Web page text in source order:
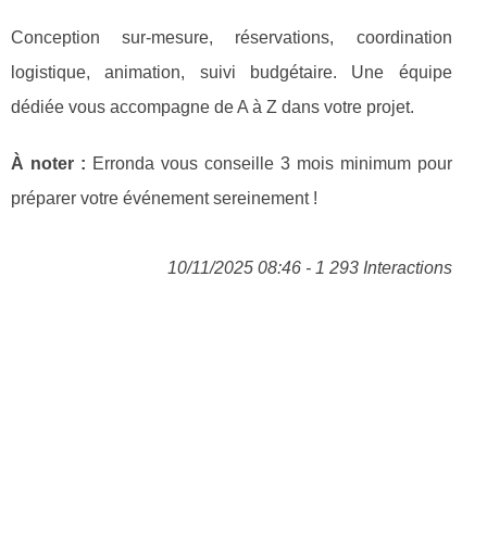
Conception sur-mesure, réservations, coordination
logistique, animation, suivi budgétaire. Une équipe
dédiée vous accompagne de A à Z dans votre projet.
À noter : Erronda vous conseille 3 mois minimum pour
préparer votre événement sereinement !
10/11/2025 08:46 - 1 293 Interactions